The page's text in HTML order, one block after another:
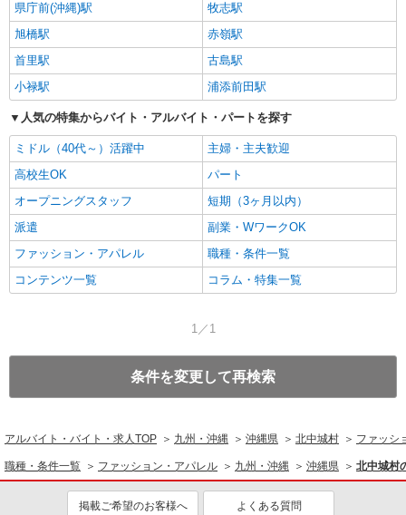
県庁前(沖縄)駅
牧志駅
旭橋駅
赤嶺駅
首里駅
古島駅
小禄駅
浦添前田駅
人気の特集からバイト・アルバイト・パートを探す
ミドル（40代～）活躍中
主婦・主夫歓迎
高校生OK
パート
オープニングスタッフ
短期（3ヶ月以内）
派遣
副業・WワークOK
ファッション・アパレル
職種・条件一覧
コンテンツ一覧
コラム・特集一覧
1／1
条件を変更して再検索
アルバイト・バイト・求人TOP 九州・沖縄 沖縄県 北中城村 ファッシ
職種・条件一覧 ファッション・アパレル 九州・沖縄 沖縄県 北中城村
掲載ご希望のお客様へ よくある質問